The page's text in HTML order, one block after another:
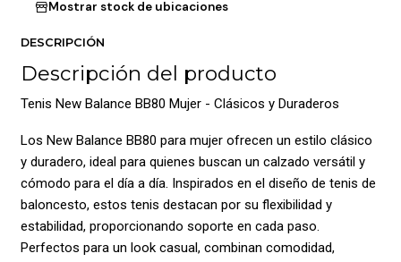
Mostrar stock de ubicaciones
DESCRIPCIÓN
Descripción del producto
Tenis New Balance BB80 Mujer - Clásicos y Duraderos
Los New Balance BB80 para mujer ofrecen un estilo clásico
y duradero, ideal para quienes buscan un calzado versátil y
cómodo para el día a día. Inspirados en el diseño de tenis de
baloncesto, estos tenis destacan por su flexibilidad y
estabilidad, proporcionando soporte en cada paso.
Perfectos para un look casual, combinan comodidad,